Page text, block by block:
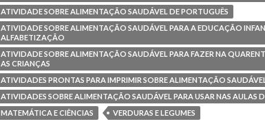
ATIVIDADE SOBRE ALIMENTAÇÃO SAUDÁVEL DE PORTUGUÊS
ATIVIDADE SOBRE ALIMENTAÇÃO SAUDÁVEL PARA A EDUCAÇÃO
ALFABETIZAÇÃO
ATIVIDADE SOBRE ALIMENTAÇÃO SAUDÁVEL PARA FAZER NA
AS CRIANÇAS
ATIVIDADES PRONTAS PARA IMPRIMIR SOBRE ALIMENTAÇÃO SAUDÁVEL
ATIVIDADES SOBRE ALIMENTAÇÃO SAUDÁVEL PARA USAR NAS AULAS
MATEMÁTICA E CIÊNCIAS
VERDURAS E LEGUMES